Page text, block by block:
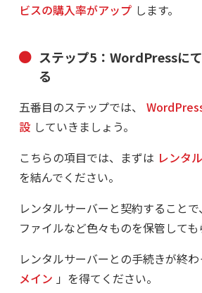
ビスの購入率がアップ します。
ステップ5：WordPressに
る
五番目のステップでは、
設 していきましょう。
こちらの項目では、まずは レンタ
を結んでください。
レンタルサーバーと契約すること
ファイルなど色々ものを保管しても
レンタルサーバーとの手続きが終
メイン 」を得てください。